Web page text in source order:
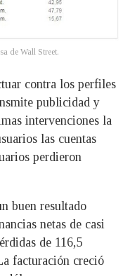
de Wall Street.
contra los perfiles
publicidad y
intervenciones la
las cuentas
perdieron
buen resultado
netas de casi
de 116,5
facturación creció